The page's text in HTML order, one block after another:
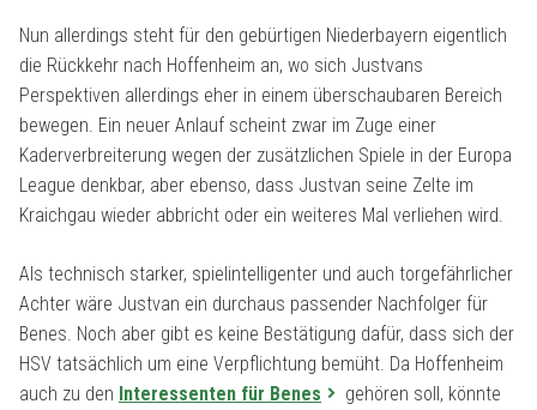
Nun allerdings steht für den gebürtigen Niederbayern eigentlich
die Rückkehr nach Hoffenheim an, wo sich Justvans
Perspektiven allerdings eher in einem überschaubaren Bereich
bewegen. Ein neuer Anlauf scheint zwar im Zuge einer
Kaderverbreiterung wegen der zusätzlichen Spiele in der Europa
League denkbar, aber ebenso, dass Justvan seine Zelte im
Kraichgau wieder abbricht oder ein weiteres Mal verliehen wird.
Als technisch starker, spielintelligenter und auch torgefährlicher
Achter wäre Justvan ein durchaus passender Nachfolger für
Benes. Noch aber gibt es keine Bestätigung dafür, dass sich der
HSV tatsächlich um eine Verpflichtung bemüht. Da Hoffenheim
auch zu den Interessenten für Benes
gehören soll, könnte